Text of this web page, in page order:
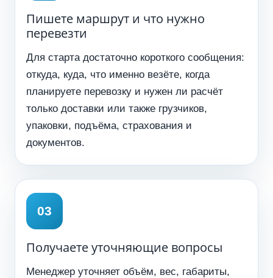
Пишете маршрут и что нужно
перевезти
Для старта достаточно короткого сообщения:
откуда, куда, что именно везёте, когда
планируете перевозку и нужен ли расчёт
только доставки или также грузчиков,
упаковки, подъёма, страхования и
документов.
Получаете уточняющие вопросы
Менеджер уточняет объём, вес, габариты,